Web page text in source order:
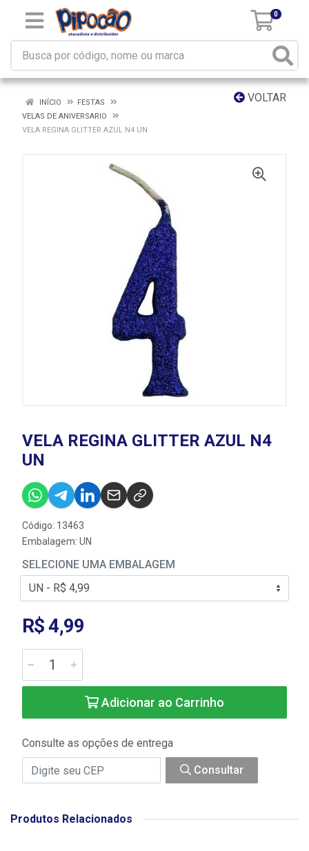
0
VOLTAR
INÍCIO
FESTAS
VELAS DE ANIVERSARIO
VELA REGINA GLITTER AZUL N4 UN
VELA REGINA GLITTER AZUL N4
UN
Código: 13463
Embalagem: UN
SELECIONE UMA EMBALAGEM
R$ 4,99
Adicionar ao Carrinho
Consulte as opções de entrega
Consultar
Produtos Relacionados